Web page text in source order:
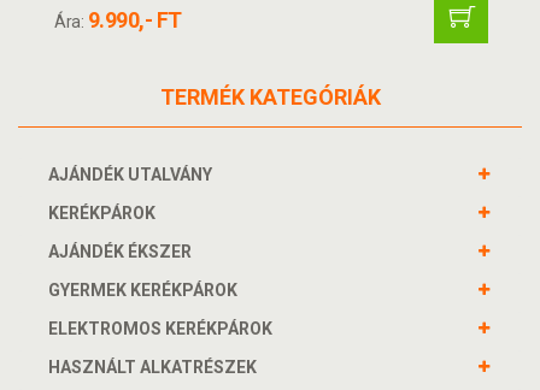
Ára: 9.990,- FT
TERMÉK KATEGÓRIÁK
AJÁNDÉK UTALVÁNY
KERÉKPÁROK
AJÁNDÉK ÉKSZER
GYERMEK KERÉKPÁROK
ELEKTROMOS KERÉKPÁROK
HASZNÁLT ALKATRÉSZEK